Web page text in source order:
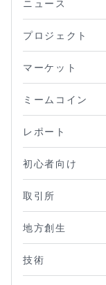
ニュース
プロジェクト
マーケット
ミームコイン
レポート
初心者向け
取引所
地方創生
技術